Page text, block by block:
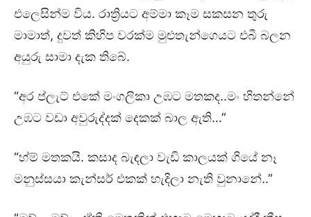
එලෙසින්ම විය. රාත්‍රියට අම්මා කෑම සකසන තුරු
මාමාත්, දුවත් කිහිප වරක්ම මුළුතැන්ගෙයට එබී බලන
අයුරු සාමා දැක තිබේ.
“අර ප්ලැට් එකේ මංගලිකා උඹට මතකද..මං හිතන්නේ
උඹට වඩා අවුරුද්දක් දෙකක් බාල ඇති…”
“හ්ම් මතකයි. කසාද බැඳලා වැඩි කාලයක් ගියේ නෑ
මනුස්සයා කැන්සර් එකක් හැදිලා නැති වුනානේ..”